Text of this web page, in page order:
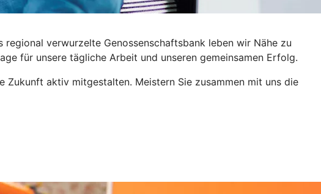
verwurzelte Genossenschaftsbank leben wir Nähe zu
für unsere tägliche Arbeit und unseren gemeinsamen Erfolg.
Zukunft aktiv mitgestalten. Meistern Sie zusammen mit uns die